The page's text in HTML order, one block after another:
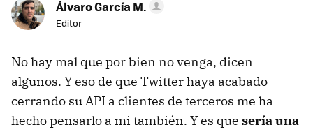
Álvaro García M.
Editor
No hay mal que por bien no venga, dicen
algunos. Y eso de que Twitter haya acabado
cerrando su API a clientes de terceros me ha
hecho pensarlo a mi también. Y es que sería una